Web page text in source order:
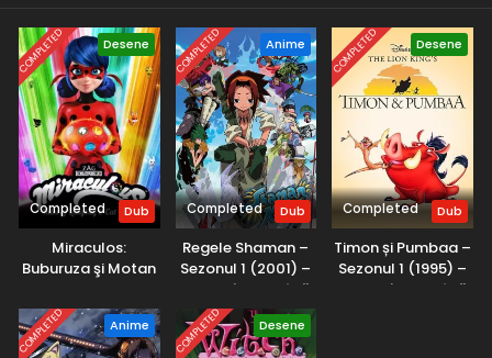
COMPLETED Desene
Completed Dub
Miraculos:
Buburuza şi Motan
(2021) – Dublat în
Română
COMPLETED Anime
Completed Dub
Regele Shaman –
Sezonul 1 (2001) –
Dublat în Română
COMPLETED Desene
Completed Dub
Timon și Pumbaa –
Sezonul 1 (1995) –
Dublat în Română
COMPLETED Anime COMPLETED Desene